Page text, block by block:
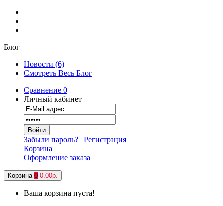
Блог
Новости (6)
Смотреть Весь Блог
Сравнение 0
Личный кабинет
Забыли пароль? | Регистрация
Корзина
Оформление заказа
Корзина 0 0.00р.
Ваша корзина пуста!